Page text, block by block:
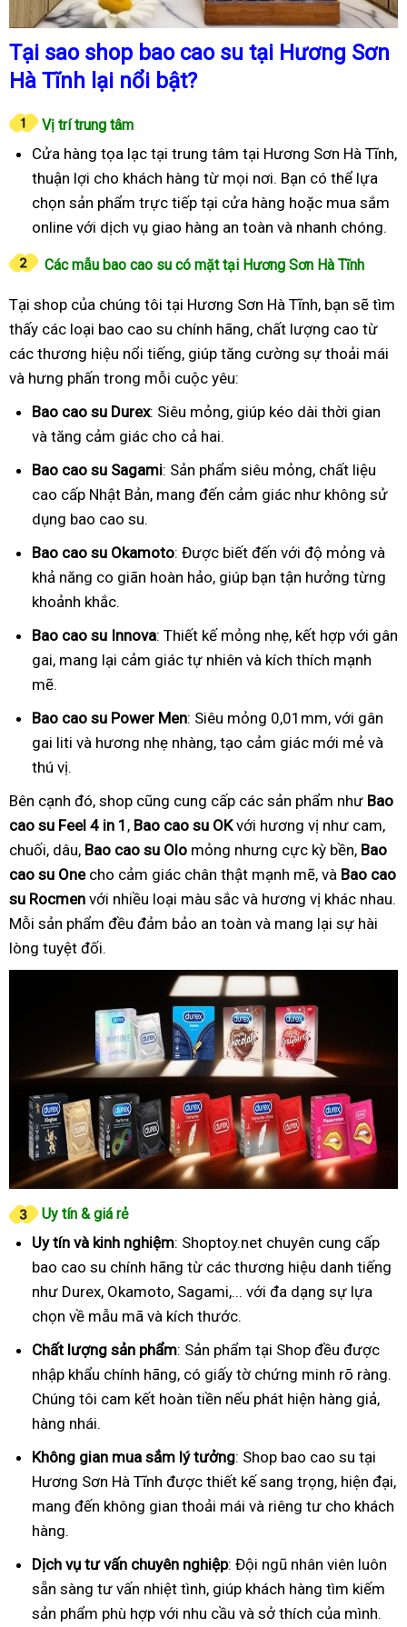
Tại sao shop bao cao su tại Hương Sơn
Hà Tĩnh lại nổi bật?
Vị trí trung tâm
Cửa hàng tọa lạc tại trung tâm tại Hương Sơn Hà Tĩnh,
thuận lợi cho khách hàng từ mọi nơi. Bạn có thể lựa
chọn sản phẩm trực tiếp tại cửa hàng hoặc mua sắm
online với dịch vụ giao hàng an toàn và nhanh chóng.
Các mẫu bao cao su có mặt tại Hương Sơn Hà Tĩnh
Tại shop của chúng tôi tại Hương Sơn Hà Tĩnh, bạn sẽ tìm
thấy các loại bao cao su chính hãng, chất lượng cao từ
các thương hiệu nổi tiếng, giúp tăng cường sự thoải mái
và hưng phấn trong mỗi cuộc yêu:
Bao cao su Durex: Siêu mỏng, giúp kéo dài thời gian
và tăng cảm giác cho cả hai.
Bao cao su Sagami: Sản phẩm siêu mỏng, chất liệu
cao cấp Nhật Bản, mang đến cảm giác như không sử
dụng bao cao su.
Bao cao su Okamoto: Được biết đến với độ mỏng và
khả năng co giãn hoàn hảo, giúp bạn tận hưởng từng
khoảnh khắc.
Bao cao su Innova: Thiết kế mỏng nhẹ, kết hợp với gân
gai, mang lại cảm giác tự nhiên và kích thích mạnh
mẽ.
Bao cao su Power Men: Siêu mỏng 0,01mm, với gân
gai liti và hương nhẹ nhàng, tạo cảm giác mới mẻ và
thú vị.
Bên cạnh đó, shop cũng cung cấp các sản phẩm như Bao
cao su Feel 4 in 1 , Bao cao su OKvới hương vị như cam,
chuối, dâu, Bao cao su Olo mỏng nhưng cực kỳ bền, Bao
cao su Onecho cảm giác chân thật mạnh mẽ, và Bao cao
su Rocmen với nhiều loại màu sắc và hương vị khác nhau.
Mỗi sản phẩm đều đảm bảo an toàn và mang lại sự hài
lòng tuyệt đối.
Uy tín & giá rẻ
Uy tín và kinh nghiệm: Shoptoy.net chuyên cung cấp
bao cao su chính hãng từ các thương hiệu danh tiếng
như Durex, Okamoto, Sagami,... với đa dạng sự lựa
chọn về mẫu mã và kích thước.
Chất lượng sản phẩm: Sản phẩm tại Shop đều được
nhập khẩu chính hãng, có giấy tờ chứng minh rõ ràng.
Chúng tôi cam kết hoàn tiền nếu phát hiện hàng giả,
hàng nhái.
Không gian mua sắm lý tưởng: Shop bao cao su tại
Hương Sơn Hà Tĩnh được thiết kế sang trọng, hiện đại,
mang đến không gian thoải mái và riêng tư cho khách
hàng.
Dịch vụ tư vấn chuyên nghiệp: Đội ngũ nhân viên luôn
sẵn sàng tư vấn nhiệt tình, giúp khách hàng tìm kiếm
sản phẩm phù hợp với nhu cầu và sở thích của mình.